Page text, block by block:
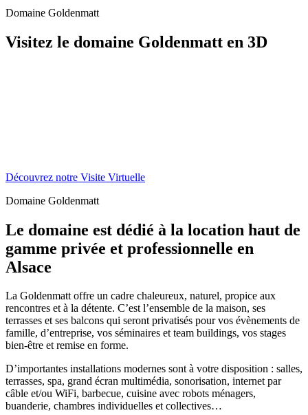
Domaine Goldenmatt
Visitez le domaine Goldenmatt en 3D
Découvrez notre Visite Virtuelle
Domaine Goldenmatt
Le domaine est dédié à la location haut de
gamme privée et professionnelle en
Alsace
La Goldenmatt offre un cadre chaleureux, naturel, propice aux
rencontres et à la détente. C’est l’ensemble de la maison, ses
terrasses et ses balcons qui seront privatisés pour vos évènements de
famille, d’entreprise, vos séminaires et team buildings, vos stages
bien-être et remise en forme.
D’importantes installations modernes sont à votre disposition : salles,
terrasses, spa, grand écran multimédia, sonorisation, internet par
câble et/ou WiFi, barbecue, cuisine avec robots ménagers,
buanderie, chambres individuelles et collectives…